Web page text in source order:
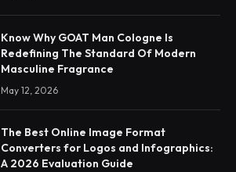
Know Why GOAT Man Cologne Is
Redefining The Standard Of Modern
Masculine Fragrance
May 12, 2026
The Best Online Image Format
Converters for Logos and Infographics:
A 2026 Evaluation Guide